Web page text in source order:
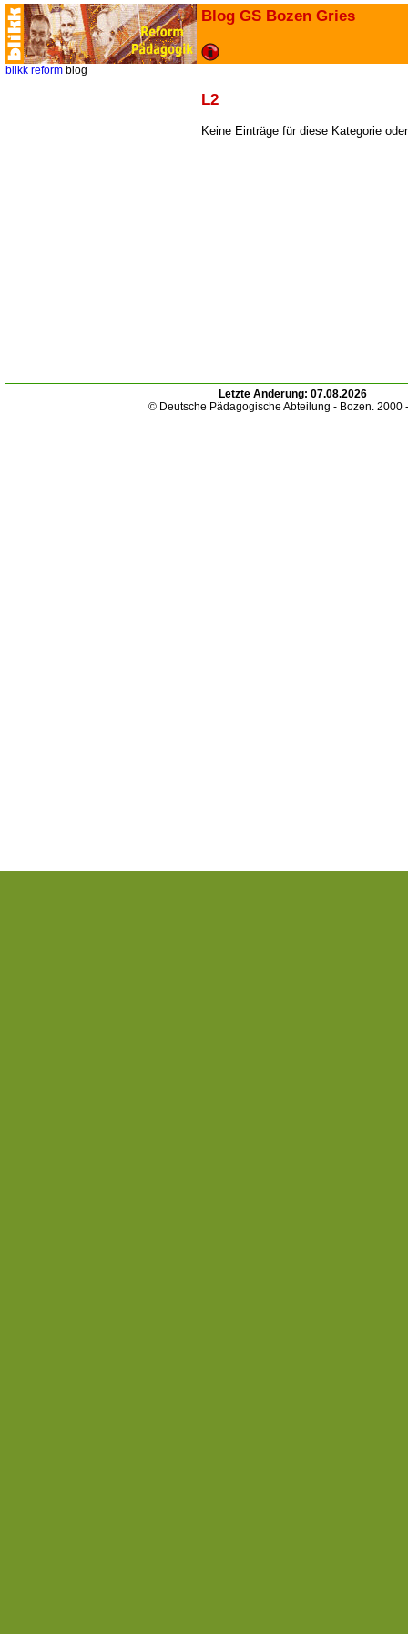
Blog GS Bozen Gries
blikk reform blog
L2
Keine Einträge für diese Kategorie
Letzte Änderung: 07.08.2026
© Deutsche Pädagogische Abteilung - Bozen. 2000